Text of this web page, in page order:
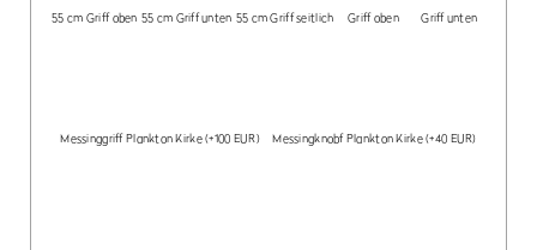
55 cm Griff oben 55 cm Griff unten 55 cm Griff seitlich Griff oben Griff unten
Messinggriff Plankton Kirke (+100 EUR) Messingknobf Plankton Kirke (+40 EUR)